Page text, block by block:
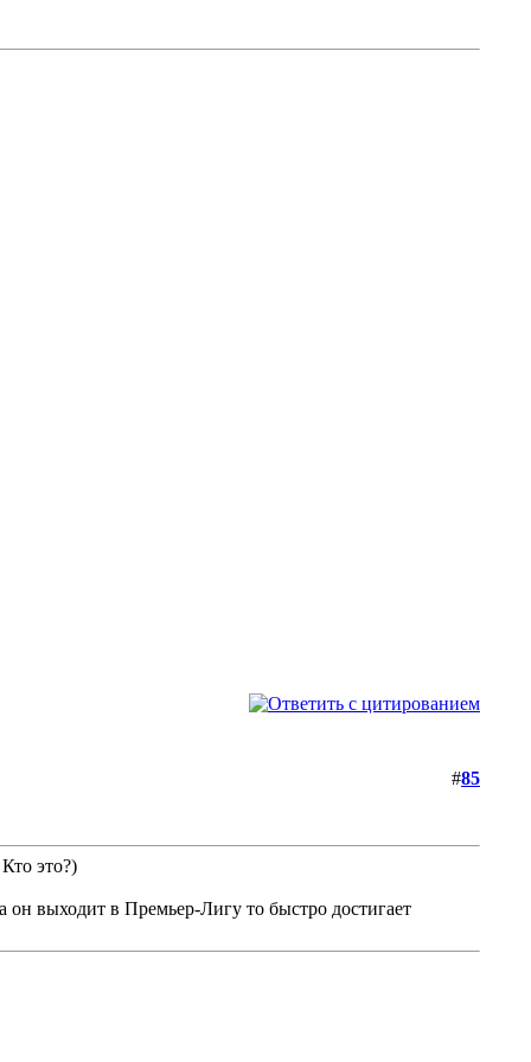
#85
это?)
он выходит в Премьер-Лигу то быстро достигает